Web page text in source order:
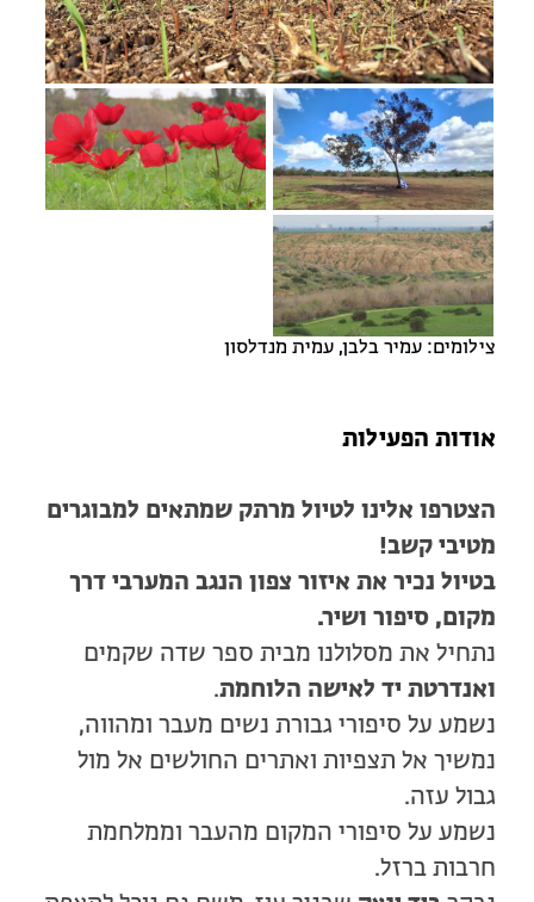
מחנות קיץ
מחנות קיץ
חופשות בבתי ספר שדה
ארץ אהבתי – קבוצות טיולים למבוגרים
צילומים: עמיר בלבן, עמית מנדלסון
אודות הפעילות
הצטרפו אלינו לטיול מרתק שמתאים למבוגרים
מטיבי קשב!
בטיול נכיר את איזור צפון הנגב המערבי דרך
מקום, סיפור ושיר.
נתחיל את מסלולנו מבית ספר שדה שקמים
ואנדרטת יד לאישה הלוחמת.
נשמע על סיפורי גבורת נשים מעבר ומהווה,
נמשיך אל תצפיות ואתרים החולשים אל מול
גבול עזה.
נשמע על סיפורי המקום מהעבר וממלחמת
חרבות ברזל.